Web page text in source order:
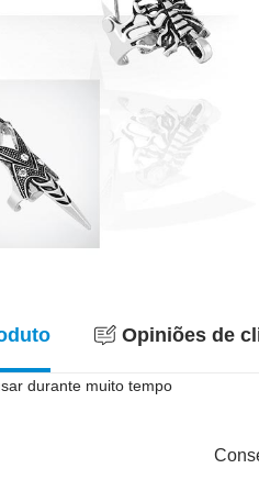
Opiniões de
durante muito tempo